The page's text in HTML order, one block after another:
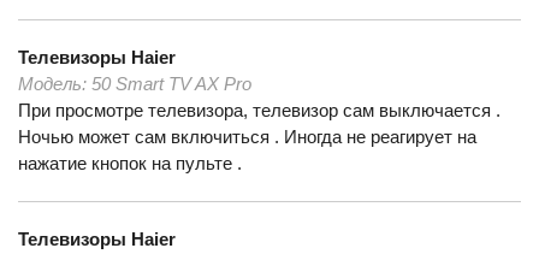
Телевизоры Haier
Модель: 50 Smart TV AX Pro
При просмотре телевизора, телевизор сам выключается .
Ночью может сам включиться . Иногда не реагирует на
нажатие кнопок на пульте .
Телевизоры Haier